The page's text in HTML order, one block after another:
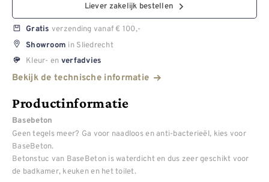
Liever zakelijk bestellen
Gratis verzending vanaf € 100,-
Showroom in Sliedrecht
Kleur- en verfadvies
Bekijk de technische informatie
Productinformatie
Basebeton
Geen tegels meer? Ga voor naadloos en anti-bacterieël, kies voor
BaseBeton.
Betonstuc van BaseBeton is waterdicht en dus zeer geschikt voor
de badkamer, keuken en het toilet.